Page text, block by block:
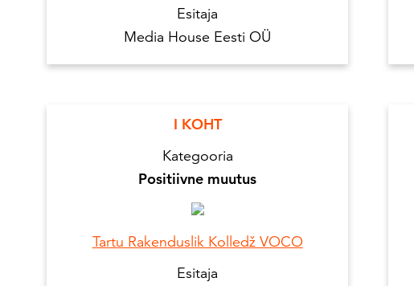
Esitaja
Media House Eesti OÜ
I KOHT
Kategooria
Positiivne muutus
Tartu Rakenduslik Kolledž VOCO
Esitaja